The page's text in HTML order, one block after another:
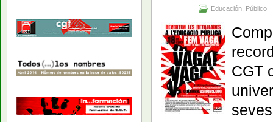
Educación Público
CGT